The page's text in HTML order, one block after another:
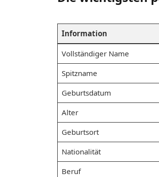
Information
Vollständiger Name
Spitzname
Geburtsdatum
Alter
Geburtsort
Nationalität
Beruf